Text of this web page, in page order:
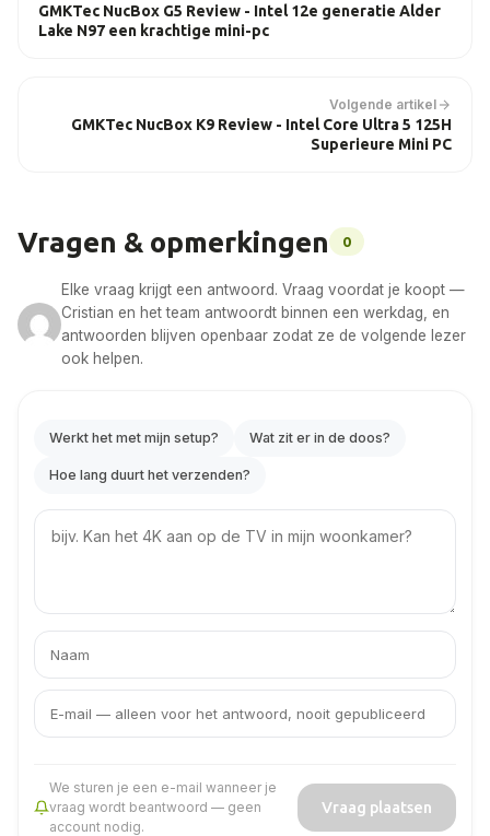
GMKTec NucBox G5 Review - Intel 12e generatie Alder
Lake N97 een krachtige mini-pc
Volgende artikel
GMKTec NucBox K9 Review - Intel Core Ultra 5 125H
Superieure Mini PC
Vragen & opmerkingen 0
Elke vraag krijgt een antwoord. Vraag voordat je koopt —
Cristian en het team antwoordt binnen een werkdag, en
antwoorden blijven openbaar zodat ze de volgende lezer
ook helpen.
Werkt het met mijn setup? Wat zit er in de doos?
Hoe lang duurt het verzenden?
question
Jouw
naam
Je
mailadres
We sturen je een e-mail wanneer je
vraag wordt beantwoord — geen
account nodig.
Vraag plaatsen